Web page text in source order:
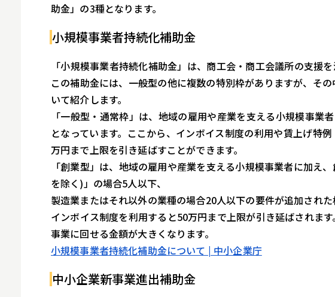
助金」の3種となります。
小規模事業者持続化補助金
「小規模事業者持続化補助金」は、商工会・商工会議所の支援
この補助金には、一般型の他に複数の特別枠がありますが、そ
いて紹介します。
「一般型・通常枠」は、地域の雇用や産業を支える小規模事
となっています。ここから、インボイス制度の利用や賃上げ特
万円まで上限を引き延ばすことができます。
「創業型」は、地域の雇用や産業を支える小規模事業者に加え
を除く)」の場合5人以下、
製造業またはそれ以外の業種の場合20人以下の要件が追加され
インボイス制度を利用すると50万円まで上限が引き延ばされま
事業に回せる金額が大きくなります。
小規模事業者持続化補助金について | 中小企業庁
中小企業新事業進出補助金